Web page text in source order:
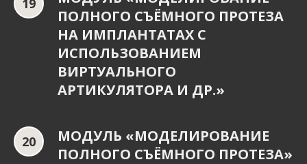
ПОЛНОГО СЪЁМНОГО ПРОТЕЗА
НА ИМПЛАНТАТАХ С
ИСПОЛЬЗОВАНИЕМ
ВИРТУАЛЬНОГО
АРТИКУЛЯТОРА И ДР.»
МОДУЛЬ «МОДЕЛИРОВАНИЕ
ПОЛНОГО СЪЁМНОГО ПРОТЕЗА»